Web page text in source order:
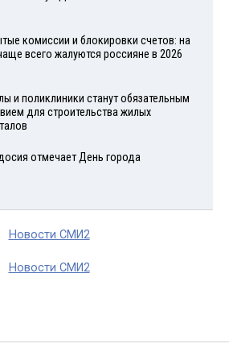
комиссии и блокировки счетов: на
всего жалуются россияне в 2026
и поликлиники станут обязательным
для строительства жилых
отмечает День города
Новости СМИ2
Новости СМИ2